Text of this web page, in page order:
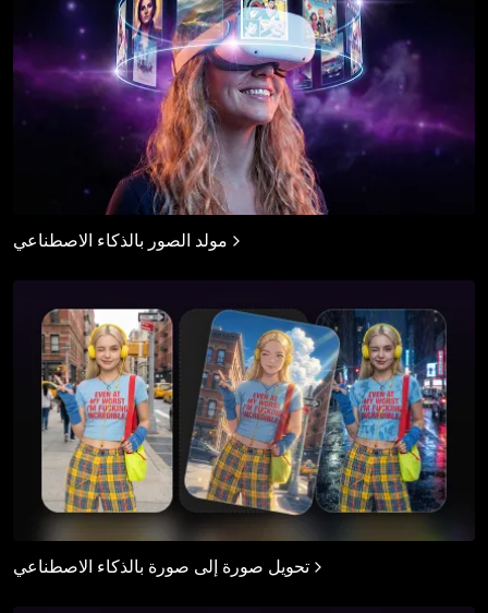
مولد الصور بالذكاء الاصطناعي
تحويل صورة إلى صورة بالذكاء الاصطناعي